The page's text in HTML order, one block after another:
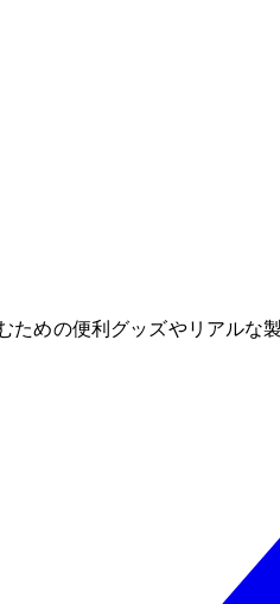
ための便利グッズやリアル